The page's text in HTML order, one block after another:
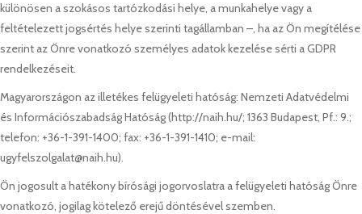
különösen a szokásos tartózkodási helye, a munkahelye vagy a
feltételezett jogsértés helye szerinti tagállamban –, ha az Ön megítélése
szerint az Önre vonatkozó személyes adatok kezelése sérti a GDPR
rendelkezéseit.
Magyarországon az illetékes felügyeleti hatóság: Nemzeti Adatvédelmi
és Információszabadság Hatóság (http://naih.hu/; 1363 Budapest, Pf.: 9.;
telefon: +36-1-391-1400; fax: +36-1-391-1410; e-mail:
ugyfelszolgalat@naih.hu).
Ön jogosult a hatékony bírósági jogorvoslatra a felügyeleti hatóság Önre
vonatkozó, jogilag kötelező erejű döntésével szemben.